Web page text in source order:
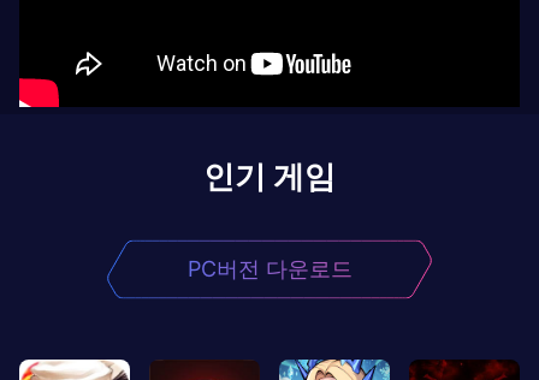
인기 게임
PC버전 다운로드